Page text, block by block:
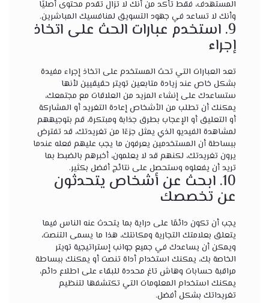
المستهدف، فقط تأكد من أنك لا تزال تقدم محتوى أصليًا
وأنك لا تساعد في جهود التسويق لمنافسيك المباشرين.
9. استخدم عبارات الحث على اتخاذ
إجراء
تعد العبارات التي تحث المستخدم على اتخاذ إجراء مفيدة
بشكل خاص عند زيادة متابعين تويتر حقيقيين لأنها
ستساعدك على إنشاء المزيد من العلاقات مع مجتمعك،
يمكنك أن تطلب من الأشخاص إعادة التغريد أو المشاركة
أو التعليق أو الإعجاب بطرق جذابة ومبتكرة، قم بتوجيههم
لمشاهدة الفيديو الذي يمثل جزءًا من تغريدتك، قد تفترض
ببساطة أن المستخدمين يعرفون ما يجب عليهم فعله عندما
يرون تغريدتك، لكنهم قد لا يعلمون، أخبرهم بالضبط بما
تريد أن يفعلوه وستحصل على نتائج أفضل بكثير.
10. ابحث عن أشخاص يتحدثون
عن تخصصك
يجب أن تكون دائمًا على دراية بما يتحدث عنه الناس فيما
يتعلق بعلامتك التجارية ومكانتك، هذا ما يسمى التنصت،
ويمكن أن يساعدك في جميع جوانب إستراتيجية تويتر
الخاصة بك، يمكنك استخدام أداة تنصت أو يمكنك ببساطة
مراقبة حسابات وهاش تاغ محددة للبقاء على اطلاع دائم،
يمكنك استخدام المعلومات التي تكتشفها لتنظيم
تغريداتك بشكل أفضل.